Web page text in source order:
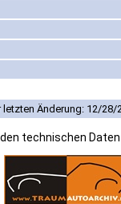
letzten Änderung: 12/28/
technischen